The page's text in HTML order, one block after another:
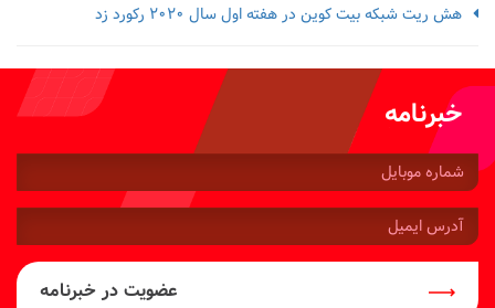
هش ریت شبکه بیت کوین در هفته اول سال 2020 رکورد زد
خبرنامه
شماره
موبایل:
آدرس
ایمیل:
عضویت در خبرنامه